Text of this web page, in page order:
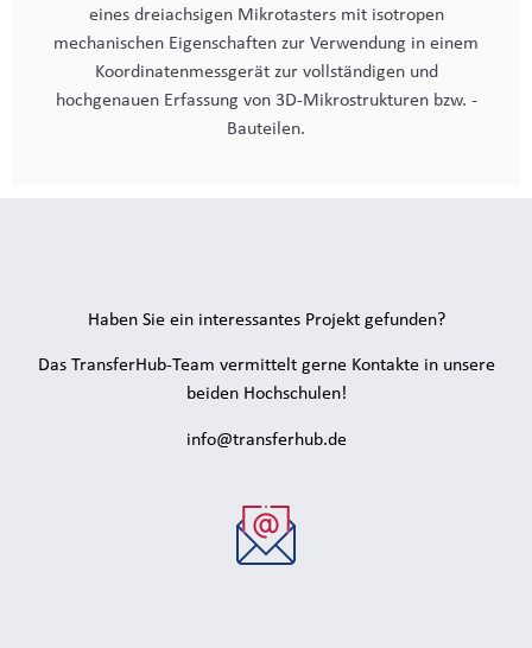
eines dreiachsigen Mikrotasters mit isotropen
mechanischen Eigenschaften zur Verwendung in einem
Koordinatenmessgerät zur vollständigen und
hochgenauen Erfassung von 3D-Mikrostrukturen bzw. -
Bauteilen.
Haben Sie ein interessantes Projekt gefunden?
Das TransferHub-Team vermittelt gerne Kontakte in unsere
beiden Hochschulen!
info@transferhub.de